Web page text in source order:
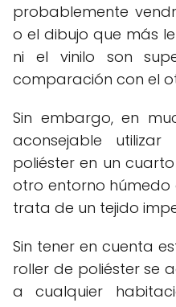
probablemente
o el dibujo que más
ni el vinilo son
comparación con el
Sin embargo, en
aconsejable
poliéster en un
otro entorno húmedo
trata de un tejido
Sin tener en cuenta
roller de poliéster se
a cualquier